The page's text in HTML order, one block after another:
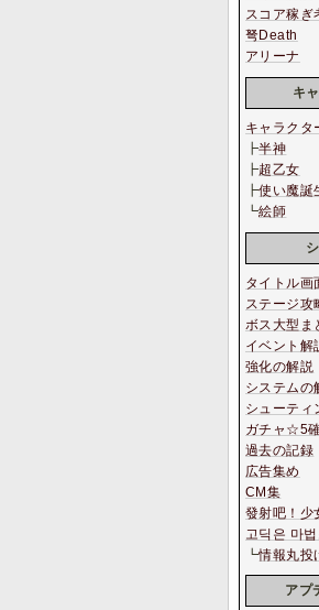
スコア稼ぎ
弩Death
アリーナ
キ
キャラクタ
┣半神
┣超乙女
┣使い魔誕
┗絵師
タイトル画
ステージ攻
ボス大型ま
イベント解
強化の解説
システムの
シューティ
ガチャ☆5
過去の記録
広告集め
CM集
發射吧！少
고딕은 마법
┗情報丸投
アプ